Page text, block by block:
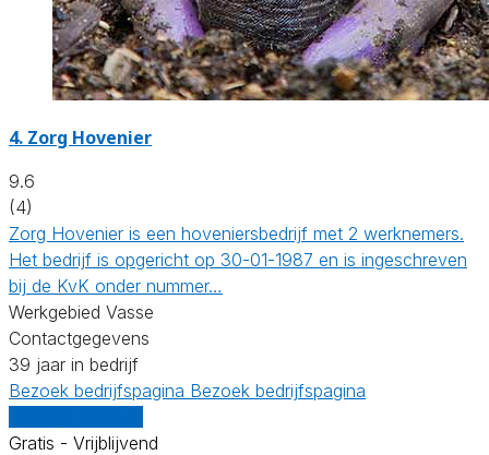
4. Zorg Hovenier
9.6
(4)
Zorg Hovenier is een hoveniersbedrijf met 2 werknemers.
Het bedrijf is opgericht op 30-01-1987 en is ingeschreven
bij de KvK onder nummer…
Werkgebied Vasse
Contactgegevens
39 jaar in bedrijf
Bezoek bedrijfspagina Bezoek bedrijfspagina
Gratis - Vrijblijvend